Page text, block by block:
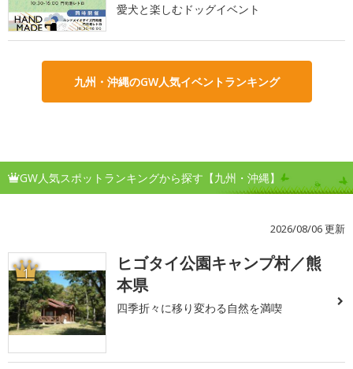
愛犬と楽しむドッグイベント
九州・沖縄のGW人気イベントランキング
GW人気スポットランキングから探す【九州・沖縄】
2026/08/06 更新
1
ヒゴタイ公園キャンプ村／熊
本県
四季折々に移り変わる自然を満喫